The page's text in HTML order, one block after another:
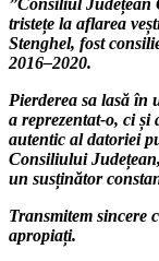
tristețe la aflarea
Stenghel, fost
2016–2020.
Pierderea sa lasă în
a reprezentat-o, ci
autentic al datoriei
Consiliului
un susținător
Transmitem sincere
apropiați.